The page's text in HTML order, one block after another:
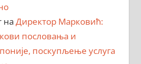
на Директор Марковић:
пословања и
поскупљење услуга